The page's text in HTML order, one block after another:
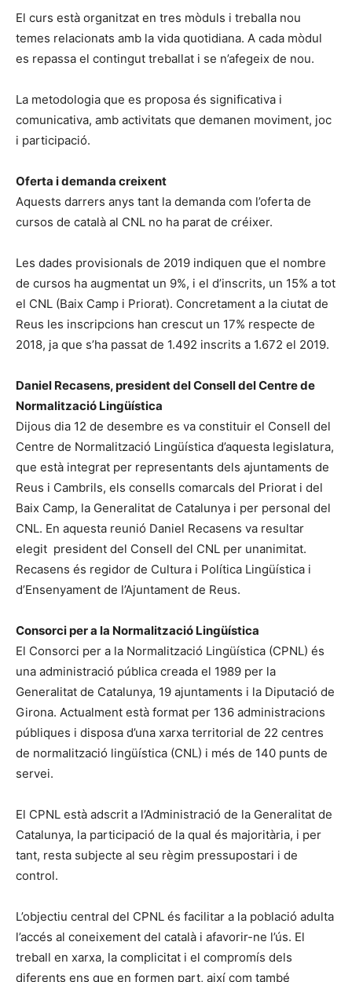
El curs està organitzat en tres mòduls i treballa nou
temes relacionats amb la vida quotidiana. A cada mòdul
es repassa el contingut treballat i se n’afegeix de nou.
La metodologia que es proposa és significativa i
comunicativa, amb activitats que demanen moviment, joc
i participació.
Oferta i demanda creixent
Aquests darrers anys tant la demanda com l’oferta de
cursos de català al CNL no ha parat de créixer.
Les dades provisionals de 2019 indiquen que el nombre
de cursos ha augmentat un 9%, i el d’inscrits, un 15% a tot
el CNL (Baix Camp i Priorat). Concretament a la ciutat de
Reus les inscripcions han crescut un 17% respecte de
2018, ja que s’ha passat de 1.492 inscrits a 1.672 el 2019.
Daniel Recasens, president del Consell del Centre de
Normalització Lingüística
Dijous dia 12 de desembre es va constituir el Consell del
Centre de Normalització Lingüística d’aquesta legislatura,
que està integrat per representants dels ajuntaments de
Reus i Cambrils, els consells comarcals del Priorat i del
Baix Camp, la Generalitat de Catalunya i per personal del
CNL. En aquesta reunió Daniel Recasens va resultar
elegit president del Consell del CNL per unanimitat.
Recasens és regidor de Cultura i Política Lingüística i
d’Ensenyament de l’Ajuntament de Reus.
Consorci per a la Normalització Lingüística
El Consorci per a la Normalització Lingüística (CPNL) és
una administració pública creada el 1989 per la
Generalitat de Catalunya, 19 ajuntaments i la Diputació de
Girona. Actualment està format per 136 administracions
públiques i disposa d’una xarxa territorial de 22 centres
de normalització lingüística (CNL) i més de 140 punts de
servei.
El CPNL està adscrit a l’Administració de la Generalitat de
Catalunya, la participació de la qual és majoritària, i per
tant, resta subjecte al seu règim pressupostari i de
control.
L’objectiu central del CPNL és facilitar a la població adulta
l’accés al coneixement del català i afavorir-ne l’ús. El
treball en xarxa, la complicitat i el compromís dels
diferents ens que en formen part, així com també